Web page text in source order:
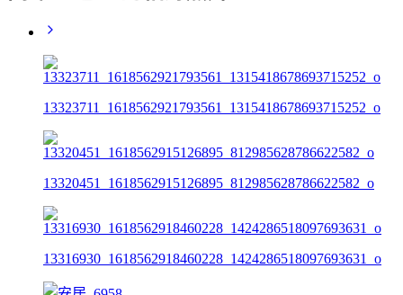
13323711_1618562921793561_1315418678693715252_o
13320451_1618562915126895_812985628786622582_o
13316930_1618562918460228_1424286518097693631_o